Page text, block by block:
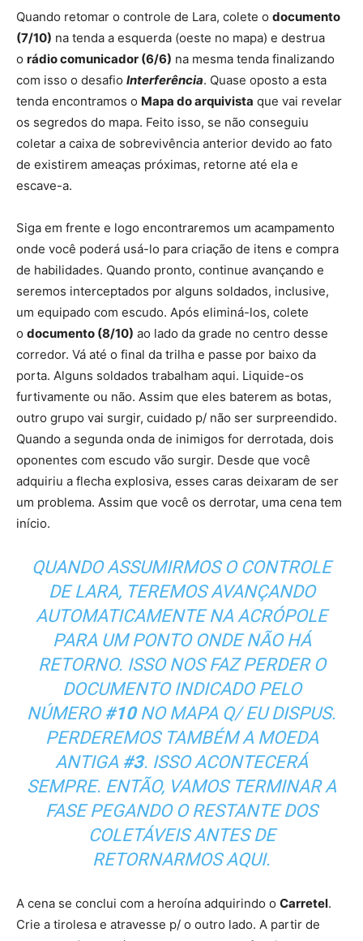
Quando retomar o controle de Lara, colete o documento
(7/10) na tenda a esquerda (oeste no mapa) e destrua
o rádio comunicador (6/6) na mesma tenda finalizando
com isso o desafio Interferência. Quase oposto a esta
tenda encontramos o Mapa do arquivista que vai revelar
os segredos do mapa. Feito isso, se não conseguiu
coletar a caixa de sobrevivência anterior devido ao fato
de existirem ameaças próximas, retorne até ela e
escave-a.
Siga em frente e logo encontraremos um acampamento
onde você poderá usá-lo para criação de itens e compra
de habilidades. Quando pronto, continue avançando e
seremos interceptados por alguns soldados, inclusive,
um equipado com escudo. Após eliminá-los, colete
o documento (8/10) ao lado da grade no centro desse
corredor. Vá até o final da trilha e passe por baixo da
porta. Alguns soldados trabalham aqui. Liquide-os
furtivamente ou não. Assim que eles baterem as botas,
outro grupo vai surgir, cuidado p/ não ser surpreendido.
Quando a segunda onda de inimigos for derrotada, dois
oponentes com escudo vão surgir. Desde que você
adquiriu a flecha explosiva, esses caras deixaram de ser
um problema. Assim que você os derrotar, uma cena tem
início.
QUANDO ASSUMIRMOS O CONTROLE
DE LARA, TEREMOS AVANÇANDO
AUTOMATICAMENTE NA ACRÓPOLE
PARA UM PONTO ONDE NÃO HÁ
RETORNO. ISSO NOS FAZ PERDER O
DOCUMENTO INDICADO PELO
NÚMERO #10NO MAPA Q/ EU DISPUS.
PERDEREMOS TAMBÉM A MOEDA
ANTIGA #3. ISSO ACONTECERÁ
SEMPRE. ENTÃO, VAMOS TERMINAR A
FASE PEGANDO O RESTANTE DOS
COLETÁVEIS ANTES DE
RETORNARMOS AQUI.
A cena se conclui com a heroína adquirindo o Carretel.
Crie a tirolesa e atravesse p/ o outro lado. A partir de